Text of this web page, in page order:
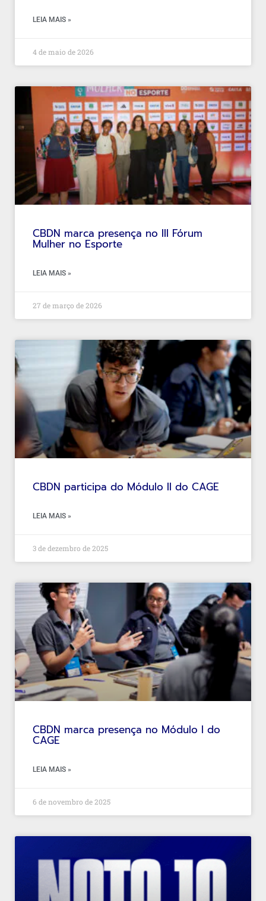
LEIA MAIS »
4 de maio de 2026
CBDN marca presença no III Fórum
Mulher no Esporte
LEIA MAIS »
27 de março de 2026
CBDN participa do Módulo II do CAGE
LEIA MAIS »
3 de dezembro de 2025
CBDN marca presença no Módulo I do
CAGE
LEIA MAIS »
6 de novembro de 2025